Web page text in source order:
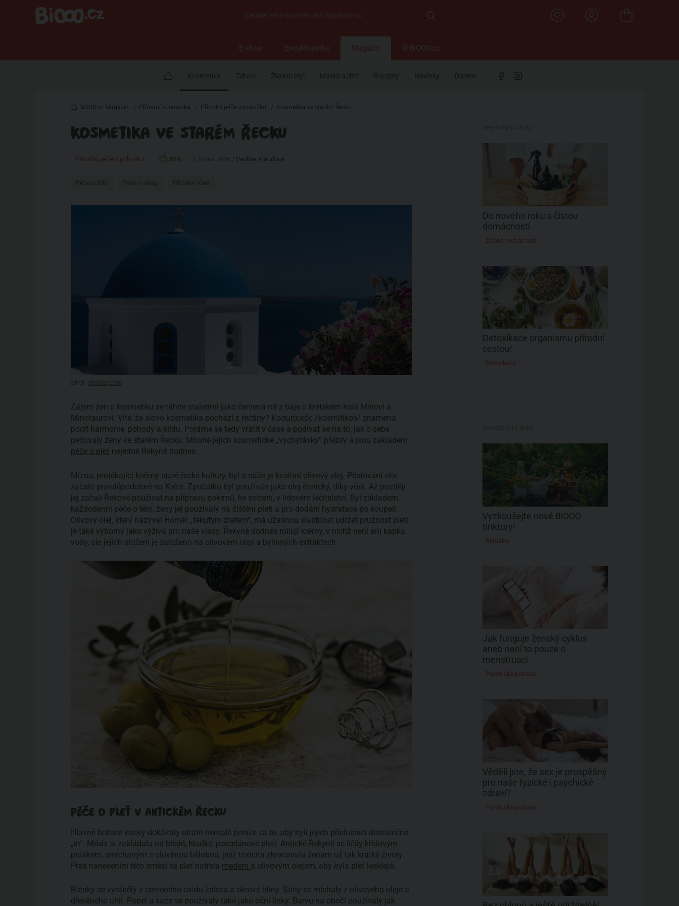
E-shop Encyklopedie Magazín O BiOOO.cz
Kosmetika Zdraví Životní styl Matka a dítě Recepty Novinky Domov
BiOOO.cz Magazin / Přírodní kosmetika / Přírodní péče o pokožku / Kosmetika ve starém Řecku
KOSMETIKA VE STARÉM ŘECKU
Přírodní péče o pokožku 89% Pavlína Klaudová
Péče o tělo Péče o vlasy Přírodní vůně
Zájem žen o kosmetiku se táhne staletími jako červená nit z báje o krétském králi Mínovi a
Minotaurovi. Víte, že slovo kosmetika pochází z řečtiny? Kοσμητικός /kosmitikos/ znamená
pocit harmonie, pohody a klidu. Pojďme se tedy vrátit v čase a podívat se na to, jak o sebe
pečovaly ženy ve starém Řecku. Mnohé jejich kosmetické „vychytávky“ přežily a jsou základem
péče o pleť nejedné Řekyně dodnes.
Mízou, protékající kořeny staré řecké kultury, byl a stále je kvalitní olivový olej
. Pěstování oliv
začalo pravděpodobně na Krétě. Zpočátku byl používán jako olej éterický, díky vůni. Až později
jej začali Řekové používat na přípravu pokrmů, ke svícení, v lidovém léčitelství. Byl základem
každodenní péče o tělo, ženy jej používaly na čištění pleti a pro dodání hydratace po koupeli.
Olivový olej, který nazýval Homér „tekutým zlatem“, má úžasnou vlastnost udržet pružnost pleti,
je také výborný jako výživa pro naše vlasy. Řekyně dodnes milují krémy, v nichž není ani kapka
vody, ale jejich složení je založeno na olivovém oleji a bylinných extraktech.
PÉČE O PLEŤ V ANTICKÉM ŘECKU
Hlavně bohaté vrstvy dokázaly utratit nemalé peníze za to, aby byli jejich příslušníci dostatečně
„in“. Móda si zakládala na bledé, hladké, porcelánové pleti. Antické Řekyně se líčily křídovým
práškem, smíchaným s olověnou bělobou, jejíž toxicita zkracovala ženám už tak krátké životy.
Před nanesením této směsi se pleť natřela medem a olivovým olejem, aby byla pleť lesklejší.
Rtěnky se vyráběly z červeného oxidu železa a okrové hlíny. Stíny se míchaly z olivového oleje a
dřevěného uhlí. Popel a saze se používaly také jako oční linky. Barvu na obočí používaly jak
Do nového roku s čistou
domácností
Zelená domácnost
Detoxikace organismu přírodní
cestou!
Detoxikace
Vyzkoušejte nové BiOOO
tinktury!
Aktuality
Jak funguje ženský cyklus
aneb není to pouze o
menstruaci
Psychická pohoda
Věděli jste, že sex je prospěšný
pro naše fyzické i psychické
zdraví?
Psychická pohoda